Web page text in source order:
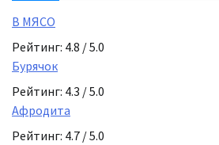
В МЯСО
Рейтинг: 4.8 / 5.0
Бурячок
Рейтинг: 4.3 / 5.0
Афродита
Рейтинг: 4.7 / 5.0